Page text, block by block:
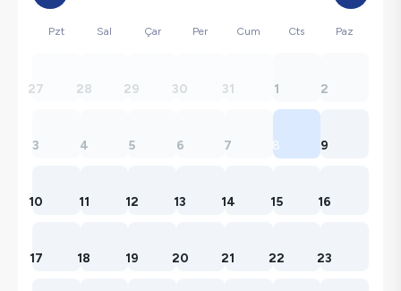
Pzt Sal Çar Per Cum Cts Paz
27 28 29 30 31 1 2
3 4 5 6 7 8 9
10 11 12 13 14 15 16
17 18 19 20 21 22 23